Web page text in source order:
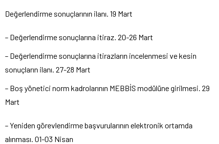
Değerlendirme sonuçlarının ilanı. 19 Mart
– Değerlendirme sonuçlarına itiraz. 20-26 Mart
– Değerlendirme sonuçlarına itirazların incelenmesi ve kesin
sonuçların ilanı. 27-28 Mart
– Boş yönetici norm kadrolarının MEBBİS modülüne girilmesi. 29
Mart
– Yeniden görevlendirme başvurularının elektronik ortamda
alınması. 01-03 Nisan